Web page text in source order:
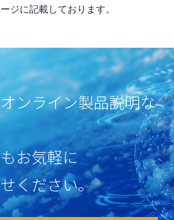
ジに記載しております。
ンライン製品説明な
お気軽に
ください。